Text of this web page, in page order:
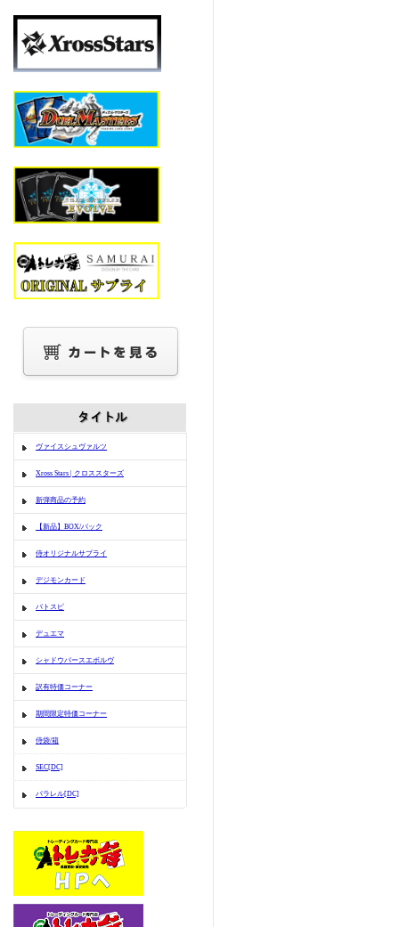
ヴァイスシュヴァルツ
Xross Stars | クロススターズ
新弾商品の予約
【新品】BOX/パック
侍オリジナルサプライ
デジモンカード
バトスピ
デュエマ
シャドウバースエボルヴ
訳有特価コーナー
期間限定特価コーナー
侍袋/箱
SEC[DC]
パラレル[DC]